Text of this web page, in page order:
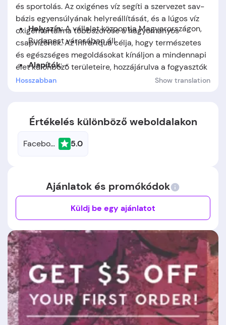
és sportolás. Az oxigénes víz segíti a szervezet sav-
bázis egyensúlyának helyreállítását, és a lúgos víz
oxigéntartalma többszöröse a hagyományos
csapvízének. Az InfraAqua célja, hogy természetes
és egészséges megoldásokat kínáljon a mindennapi
élet különböző területeire, hozzájárulva a fogyasztók
egészségéhez és jólétéhez.
Helyszín:A vállalat központjaMagyarországon,
Budapestvárosában áll.
Alapítók: -
Hosszabban Show translation
Értékelés különböző weboldalakon
Facebook 5.0
Ajánlatok és promókódok
Küldj be egy ajánlatot